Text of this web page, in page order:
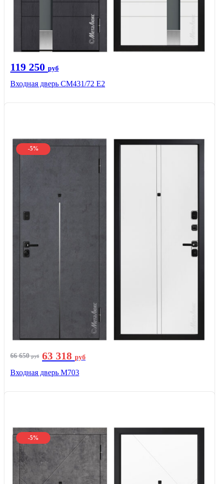
119 250 руб
Входная дверь СМ431/72 Е2
-5%
66 650руб 63 318 руб
Входная дверь М703
-5%